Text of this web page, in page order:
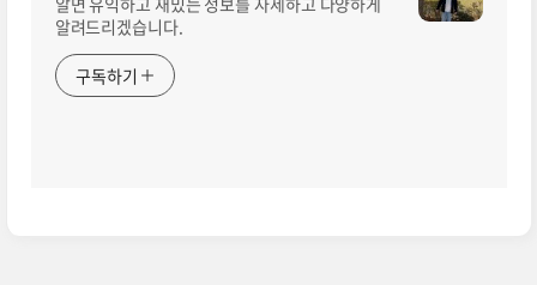
알려드리겠습니다.
구독하기